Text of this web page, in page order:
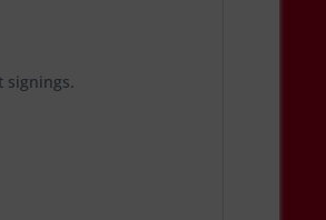
signings.